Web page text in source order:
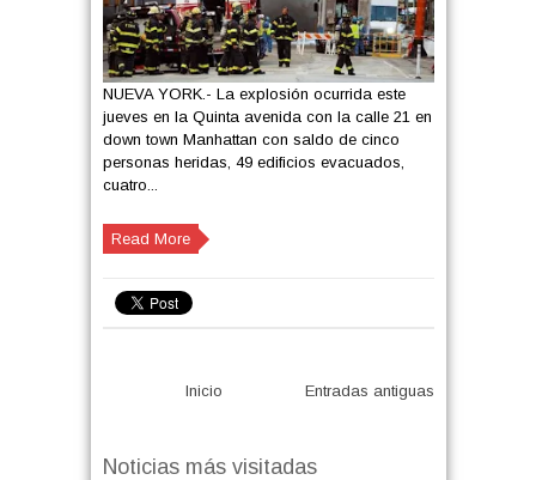
NUEVA YORK.- La explosión ocurrida este
jueves en la Quinta avenida con la calle 21 en
down town Manhattan con saldo de cinco
personas heridas, 49 edificios evacuados,
cuatro...
Read More
Entradas antiguas
Inicio
Noticias más visitadas